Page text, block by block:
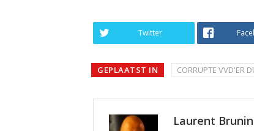
Twitter
GEPLAATST IN CORRUPTE VVD'ER
Laurent